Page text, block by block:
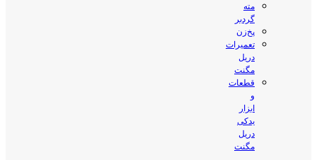
مته
گردبر
پخ‌زن
تعمیرات
دریل
مگنت
قطعات
و
ابزار
یدکی
دریل
مگنت